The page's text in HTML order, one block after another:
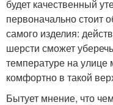
будет качественный
первоначально стоит
самого изделия:
шерсти сможет
температуре на улице
комфортно в такой
Бытует мнение, что